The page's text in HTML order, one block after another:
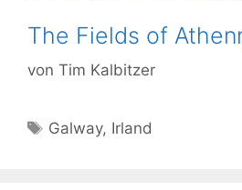
The Fields of
von Tim Kalbitzer
Schlagwörter
Galway, Irland